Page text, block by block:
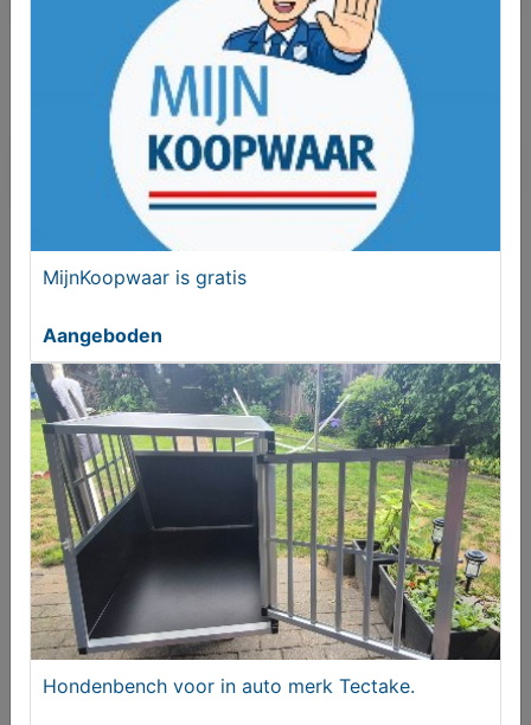
Je moet ingelogd zijn om een bod te kunnen
plaatsen.
Klik hier
om in te loggen of een nieuw
account te registreren.
Er zijn nog geen biedingen
Melden aan MijnKoopwaar
Meer koopwaarin rubriek Dieren en
toebehoren
MijnKoopwaar is gratis
Aangeboden
Hondenbench voor in auto merk Tectake.